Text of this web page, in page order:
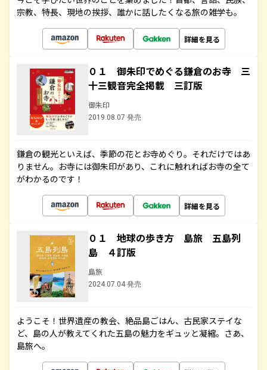
宗教、特長、現地の挨拶、誰かに話したくなる旅の雑学も。
詳細を見る
０１ 御朱印でめぐる鎌倉のお寺 三
十三観音完全掲載 三訂版
御朱印
2019.08.07 発売
鎌倉の観光といえば、季節の花とお寺めぐり。それだけではあ
りません。お寺には御朱印があり、これに触れればお寺の全て
がわかるのです！
詳細を見る
０１ 地球の歩き方 島旅 五島列
島 ４訂版
島旅
2024.07.04 発売
ようこそ！世界遺産の教会、絶品島ごはん、古民家ステイな
ど、島の人が教えてくれた五島の魅力をギュッと凝縮。さあ、
島旅へ。